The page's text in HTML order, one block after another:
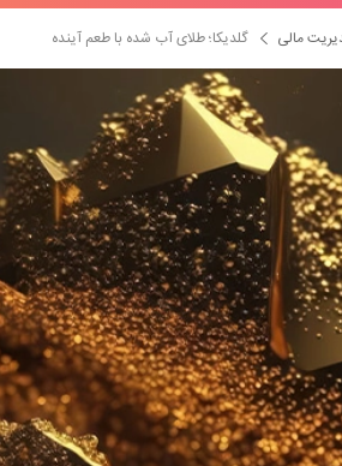
مالی گلدیکا؛ طلای آب شده با طعم آینده